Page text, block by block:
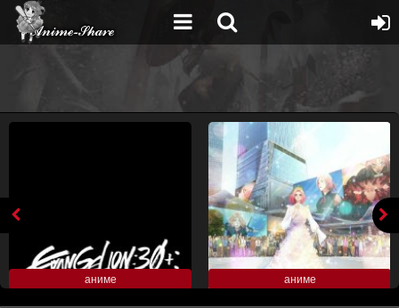
аниме аниме